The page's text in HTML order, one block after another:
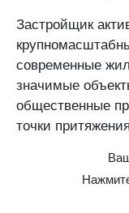
Застройщик
современные
значимые
общественные
точки